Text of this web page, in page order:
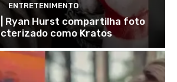
ENTRETENIMENTO
| Ryan Hurst compartilha foto
como Kratos